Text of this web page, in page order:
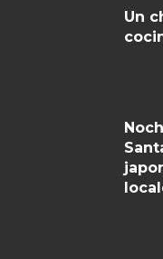
Un